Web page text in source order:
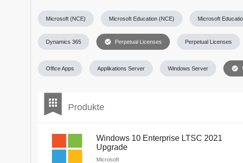
Microsoft (NCE) Microsoft Education (NCE) Microsoft
Dynamics 365 check_circle Perpetual Licenses
Office Apps Applikations Server Windows Server check_circle
Perpetual Licenses
bookmark
apps Produkte
Windows 10 Enterprise LTSC 2021
Upgrade
Microsoft